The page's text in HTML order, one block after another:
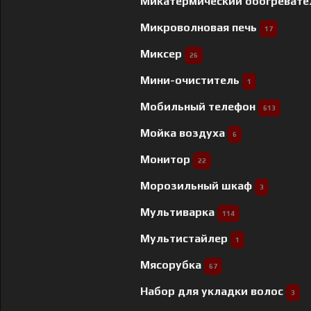
Микроволновая печь 17
Миксер 26
Мини-очиститель 1
Мобильный телефон 613
Мойка воздуха 6
Монитор 22
Морозильный шкаф 3
Мультиварка 114
Мультистайлер 1
Мясорубка 67
Набор для укладки волос 3